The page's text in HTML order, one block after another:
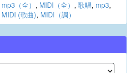
mp3（全） , MIDI（全） , 歌唱, mp3,
MIDI (歌曲), MIDI（調）